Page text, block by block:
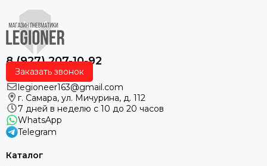
8 (927) 207-10-92
Заказать звонок
legioneer163@gmail.com
г. Самара, ул. Мичурина, д. 112
7 дней в неделю с 10 до 20 часов
WhatsApp
Telegram
Каталог